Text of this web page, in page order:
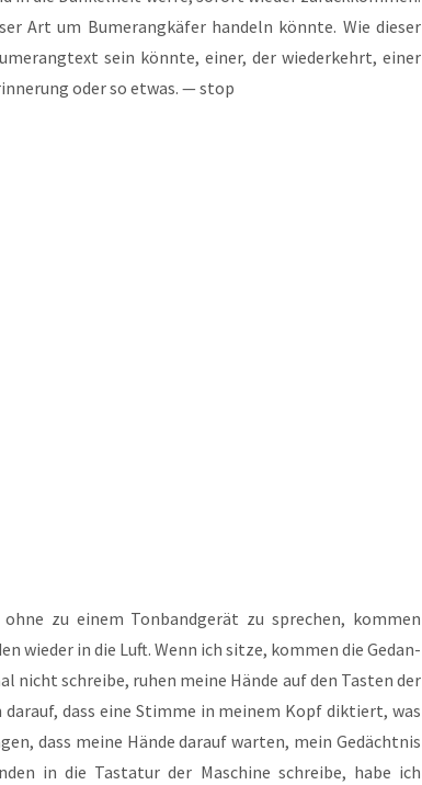
Art um Bume­rang­kä­fer han­deln könn­te. Wie die­ser
sein könn­te, einer, der wie­der­kehrt, einer
oder so etwas. — stop
zu einem Ton­band­ge­rät zu spre­chen, kom­men
wie­der in die Luft. Wenn ich sit­ze, kom­men die Gedan­
nicht schrei­be, ruhen mei­ne Hän­de auf den Tas­ten der
dass eine Stim­me in mei­nem Kopf dik­tiert, was
dass mei­ne Hän­de dar­auf war­ten, mein Gedächt­nis
in die Tas­ta­tur der Maschi­ne schrei­be, habe ich